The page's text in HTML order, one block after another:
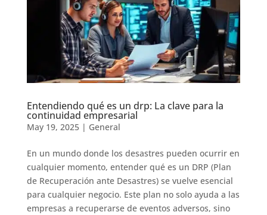
Entendiendo qué es un drp: La clave para la
continuidad empresarial
May 19, 2025| General
En un mundo donde los desastres pueden ocurrir en
cualquier momento, entender qué es un DRP (Plan
de Recuperación ante Desastres) se vuelve esencial
para cualquier negocio. Este plan no solo ayuda a las
empresas a recuperarse de eventos adversos, sino